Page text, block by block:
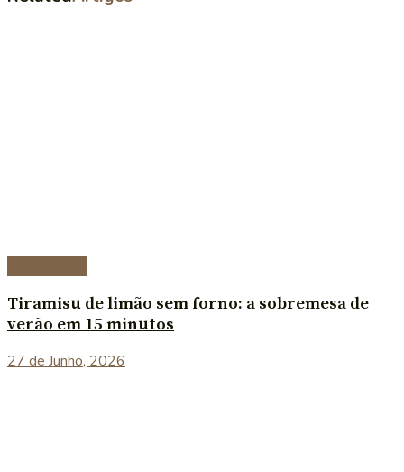
Tiramisu de limão sem forno: a sobremesa de
verão em 15 minutos
27 de Junho, 2026